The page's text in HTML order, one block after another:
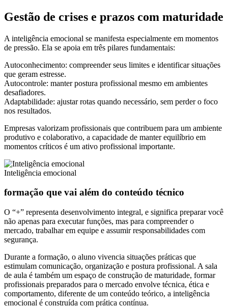
Gestão de crises e prazos com maturidade
A inteligência emocional se manifesta especialmente em momentos
de pressão. Ela se apoia em três pilares fundamentais:
Autoconhecimento: compreender seus limites e identificar situações
que geram estresse.
Autocontrole: manter postura profissional mesmo em ambientes
desafiadores.
Adaptabilidade: ajustar rotas quando necessário, sem perder o foco
nos resultados.
Empresas valorizam profissionais que contribuem para um ambiente
produtivo e colaborativo, a capacidade de manter equilíbrio em
momentos críticos é um ativo profissional importante.
Inteligência emocional
formação que vai além do conteúdo técnico
O “+” representa desenvolvimento integral, e significa preparar você
não apenas para executar funções, mas para compreender o
mercado, trabalhar em equipe e assumir responsabilidades com
segurança.
Durante a formação, o aluno vivencia situações práticas que
estimulam comunicação, organização e postura profissional. A sala
de aula é também um espaço de construção de maturidade, formar
profissionais preparados para o mercado envolve técnica, ética e
comportamento, diferente de um conteúdo teórico, a inteligência
emocional é construída com prática contínua.